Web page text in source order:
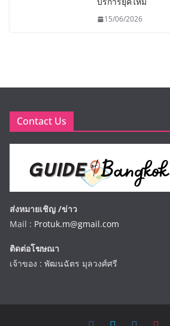
15/06/2026
Contact Us
ส่งหมายเชิญ /ข่าว
Mail : Protuk.m@gmail.com
ติดต่อโฆษณา
เจ้าของ : พัฒนฉัตร มุลวงศ์ศรี